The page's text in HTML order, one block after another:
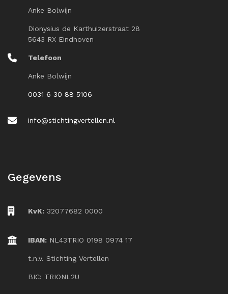
Anke Bolwijn
Dionysius de Karthuizerstraat 28
5643 RX Eindhoven
Telefoon
Anke Bolwijn
0031 6 30 88 5106
info@stichtingvertellen.nl
Gegevens
KvK: 32077682 0000
IBAN: NL43TRIO 0198 0974 17
t.n.v. Stichting Vertellen
BIC: TRIONL2U